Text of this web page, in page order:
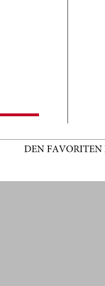
DEN FAVORITEN